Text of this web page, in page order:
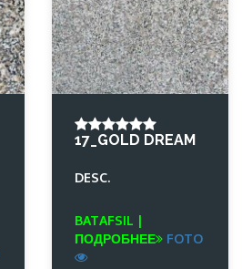
17_GOLD DREAM
DESC.
BATAFSIL |
ПОДРОБНЕЕ
FOTO